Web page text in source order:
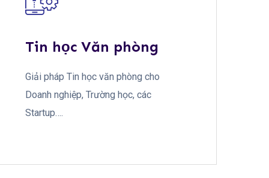
Tin học Văn phòng
Giải pháp Tin học văn phòng cho
Doanh nghiệp, Trường học, các
Startup….